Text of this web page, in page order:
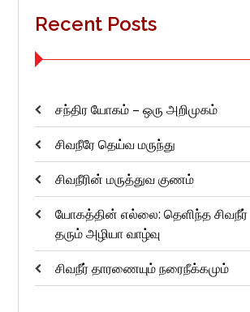
Recent Posts
சந்திர யோகம் – ஒரு அறிமுகம்
சிவநீரே தெய்வ மருந்து
சிவநீரின் மருத்துவ குணம்
யோகத்தின் எல்லை: தெளிந்த சிவநீர்
தரும் அழியா வாழ்வு
சிவநீர் தாரணையும் நரைநீக்கமும்